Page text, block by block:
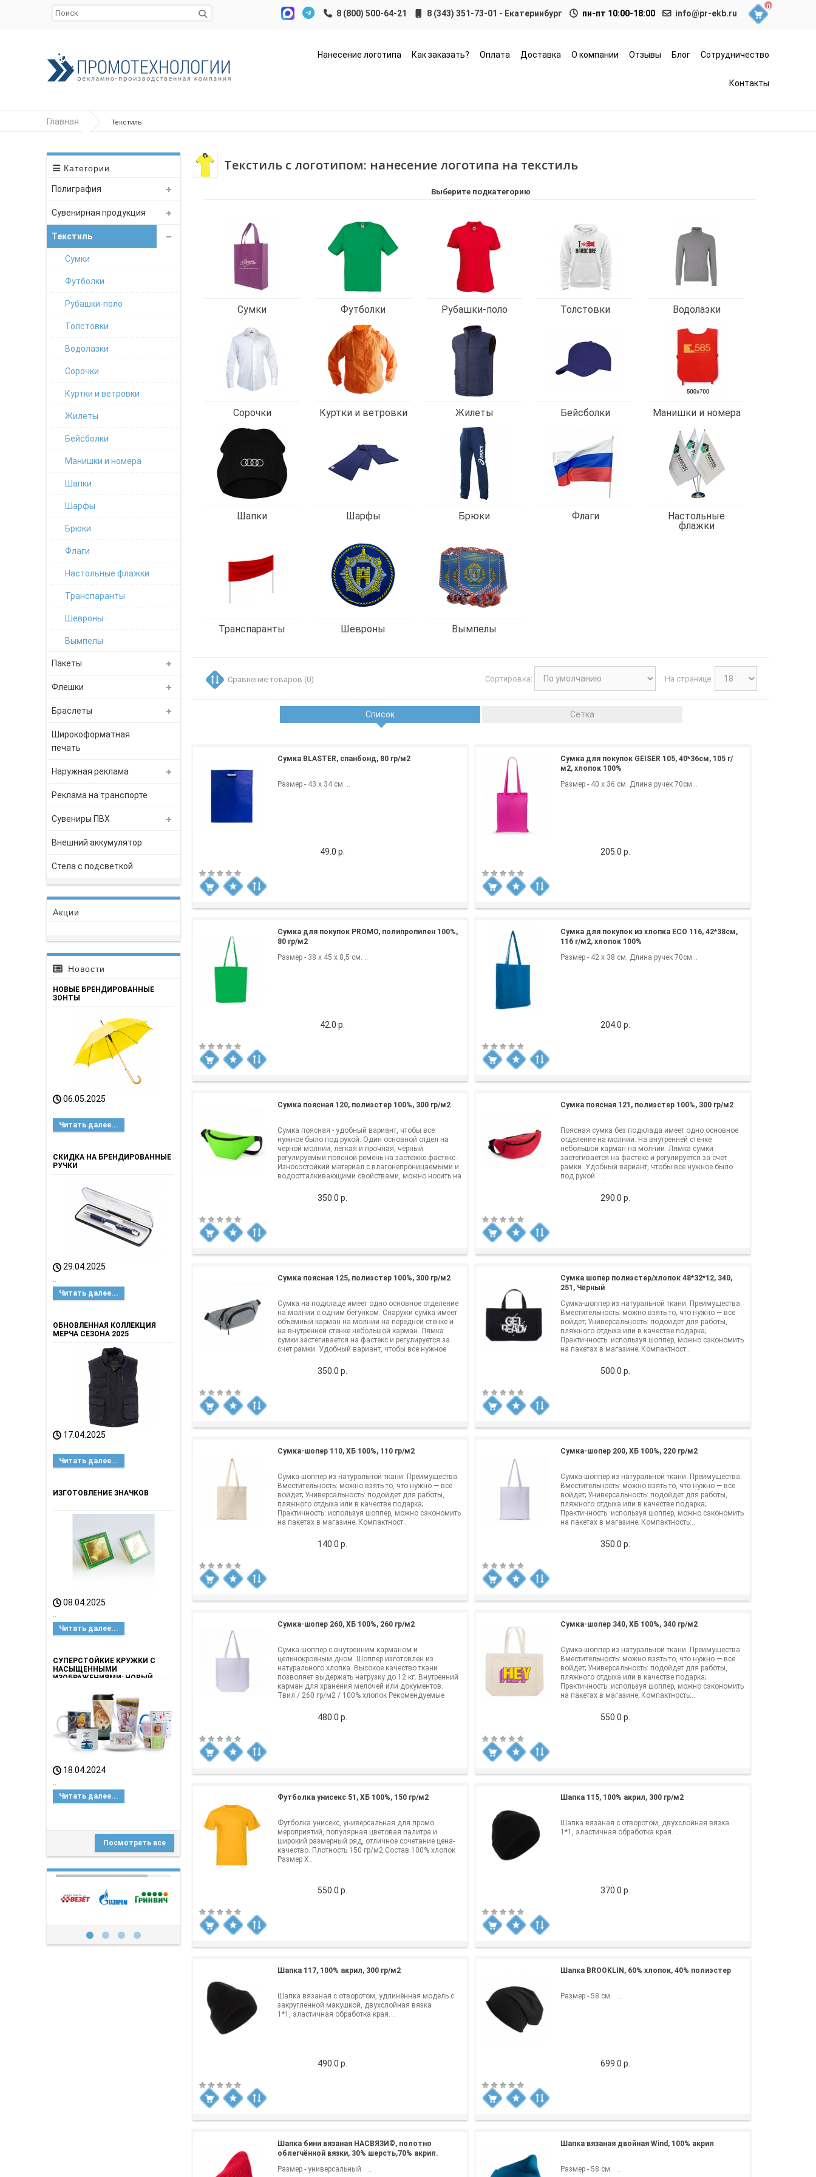
8 (343) 351-73-01 - Екатеринбург пн-пт 10:00-18:00 info@pr-ekb.ru
0
Нанесение логотипа Как заказать? Оплата Доставка О компании Отзывы Блог Сотрудничество
Контакты
Главная Текстиль
Категории
Полиграфия
Сувенирная продукция
Текстиль
Сумки
Футболки
Рубашки-поло
Толстовки
Водолазки
Сорочки
Куртки и ветровки
Жилеты
Бейсболки
Манишки и номера
Шапки
Шарфы
Брюки
Флаги
Настольные флажки
Транспаранты
Шевроны
Вымпелы
Пакеты
Флешки
Браслеты
Широкоформатная
печать
Наружная реклама
Реклама на транспорте
Сувениры ПВХ
Внешний аккумулятор
Стела с подсветкой
Акции
Новости
НОВЫЕ БРЕНДИРОВАННЫЕ
ЗОНТЫ
06.05.2025
..
Читать далее...
СКИДКА НА БРЕНДИРОВАННЫЕ
РУЧКИ
29.04.2025
Читать далее...
ОБНОВЛЕННАЯ КОЛЛЕКЦИЯ
МЕРЧА СЕЗОНА 2025
17.04.2025
..
Читать далее...
ИЗГОТОВЛЕНИЕ ЗНАЧКОВ
08.04.2025
..
Читать далее...
СУПЕРСТОЙКИЕ КРУЖКИ С
НАСЫЩЕННЫМИ
ИЗОБРАЖЕНИЯМИ: НОВЫЙ
НАШЕГО РЕКЛАМНОГО
АГЕНСТВА!
18.04.2024
..
Читать далее...
Посмотреть все
Текстиль с логотипом: нанесение логотипа на текстиль
Выберите подкатегорию
Сумки Футболки Рубашки-поло Толстовки Водолазки
Сорочки Куртки и ветровки Жилеты Бейсболки Манишки и номера
Шапки Шарфы Брюки Флаги
Настольные
флажки
Транспаранты Шевроны Вымпелы
Сравнение товаров (0) На странице:
Сортировка:
Список Сетка
Сумка BLASTER, спанбонд, 80 гр/м2
Размер - 43 х 34 см. ..
49.0 р.
Сумка для покупок GEISER 105, 40*36см, 105 г/
м2, хлопок 100%
Размер - 40 x 36 см. Длина ручек 70см ..
205.0 р.
Сумка для покупок PROMO, полипропилен 100%,
80 гр/м2
Размер - 38 x 45 x 8,5 см. ..
42.0 р.
Сумка для покупок из хлопка ECO 116, 42*38см,
116 г/м2, хлопок 100%
Размер - 42 x 38 см. Длина ручек 70см ..
204.0 р.
Сумка поясная 120, полиэстер 100%, 300 гр/м2
Сумка поясная - удобный вариант, чтобы все
нужное было под рукой. Один основной отдел на
черной молнии, легкая и прочная, черный
регулируемый поясной ремень на застежке фастекс.
Износостойкий материал с влагонепроницаемыми и
водоотталкивающими свойствами, можно носить на
350.0 р.
Сумка поясная 121, полиэстер 100%, 300 гр/м2
Поясная сумка без подклада имеет одно основное
отделение на молнии. На внутренней стенке
небольшой карман на молнии. Лямка сумки
застегивается на фастекс и регулируется за счет
рамки. Удобный вариант, чтобы все нужное было
под рукой. ..
290.0 р.
Сумка поясная 125, полиэстер 100%, 300 гр/м2
Сумка на подкладе имеет одно основное отделение
на молнии с одним бегунком. Снаружи сумка имеет
объемный карман на молнии на передней стенке и
на внутренней стенке небольшой карман. Лямка
сумки застегивается на фастекс и регулируется за
счет рамки. Удобный вариант, чтобы все нужное
350.0 р.
Сумка шопер полиэстер/хлопок 48*32*12, 340,
251, Чёрный
Сумка-шоппер из натуральной ткани. Преимущества:
Вместительность: можно взять то, что нужно — все
войдет; Универсальность: подойдет для работы,
пляжного отдыха или в качестве подарка;
Практичность: используя шоппер, можно сэкономить
на пакетах в магазине; Компактност..
500.0 р.
Сумка-шопер 110, ХБ 100%, 110 гр/м2
Сумка-шоппер из натуральной ткани. Преимущества:
Вместительность: можно взять то, что нужно — все
войдет; Универсальность: подойдет для работы,
пляжного отдыха или в качестве подарка;
Практичность: используя шоппер, можно сэкономить
на пакетах в магазине; Компактност..
140.0 р.
Сумка-шопер 200, ХБ 100%, 220 гр/м2
Cумка-шоппер из натуральной ткани. Преимущества:
Вместительность: можно взять то, что нужно — все
войдет; Универсальность: подойдет для работы,
пляжного отдыха или в качестве подарка;
Практичность: используя шоппер, можно сэкономить
на пакетах в магазине; Компактность:..
350.0 р.
Сумка-шопер 260, ХБ 100%, 260 гр/м2
Сумка-шоппер с внутренним карманом и
цельнокроеным дном. Шоппер изготовлен из
натурального хлопка. Высокое качество ткани
позволяет выдержать нагрузку до 12 кг. Внутренний
карман для хранения мелочей или документов.
Твил / 260 гр/м2 / 100% хлопок Рекомендуемые
480.0 р.
Сумка-шопер 340, ХБ 100%, 340 гр/м2
Cумка-шоппер из натуральной ткани. Преимущества:
Вместительность: можно взять то, что нужно — все
войдет; Универсальность: подойдет для работы,
пляжного отдыха или в качестве подарка;
Практичность: используя шоппер, можно сэкономить
на пакетах в магазине; Компактность:..
550.0 р.
Футболка унисекс 51, ХБ 100%, 150 гр/м2
Футболка унисекс, универсальная для промо
мероприятий, популярная цветовая палитра и
широкий размерный ряд, отличное сочетание цена-
качество. Плотность 150 гр/м2 Состав 100% хлопок
Размер X..
550.0 р.
Шапка 115, 100% акрил, 300 гр/м2
Шапка вязаная с отворотом, двухслойная вязка
1*1, эластичная обработка края. ..
370.0 р.
Шапка 117, 100% акрил, 300 гр/м2
Шапка вязаная с отворотом, удлинённая модель с
закругленной макушкой, двухслойная вязка
1*1, эластичная обработка края. ..
490.0 р.
Шапка BROOKLIN, 60% хлопок, 40% полиэстер
Размер - 58 см. ..
699.0 р.
Шапка бини вязаная НАСВЯЗИ©, полотно
облегчённой вязки, 30% шерсть,70% акрил.
Размер - универсальный. ..
Шапка вязаная двойная Wind, 100% акрил
Размер - 58 см. ..